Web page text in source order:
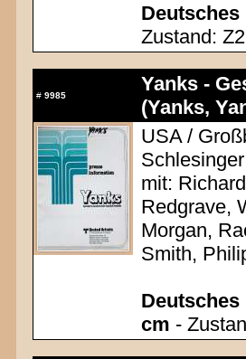
Deutsches
Zustand:
# 9985
Yanks -
(Yanks,
USA /
Schlesinger
mit:
Redgrave,
Morgan,
Smith,
Deutsches
cm -